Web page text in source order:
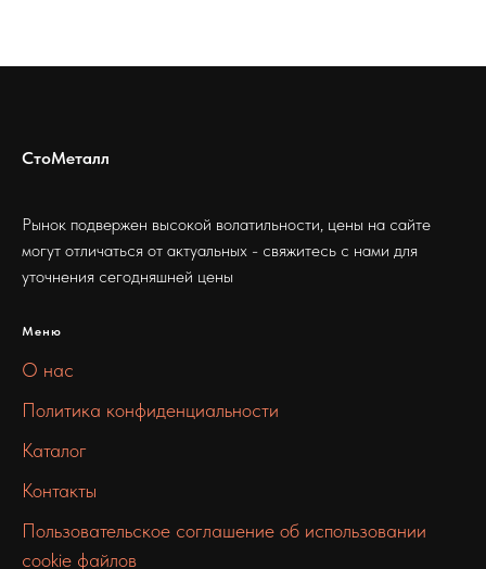
СтоМеталл
Рынок подвержен высокой волатильности, цены на сайте
могут отличаться от актуальных - свяжитесь с нами для
уточнения сегодняшней цены
Меню
О нас
Политика конфиденциальности
Каталог
Контакты
Пользовательское соглашение об использовании
cookie файлов